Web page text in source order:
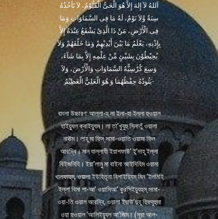
اَللهُ لآ إِلهَ إِلاَّ هُوَ الْحَىُّ الْقَيُّوْمُ، لاَ تَأْخُذُهُ
سِنَةٌ وَّلاَ نَوْمٌ، لَهُ مَا فِى السَّمَاوَاتِ وَمَا
فِى الْأَرْضِ، مَنْ ذَا الَّذِىْ يَشْفَعُ عِنْدَهُ إِلاَّ
بِإِذْنِهِ، يَعْلَمُ مَا بَيْنَ أَيْدِيْهِمْ وَمَا خَلْفَهُمْ وَلاَ
يُحِيْطُوْنَ بِشَيْئٍ مِّنْ عِلْمِهِ إِلاَّ بِمَا شَآءَ،
وَسِعَ كُرْسِيُّهُ السَّمَاوَاتِ وَالْأَرْضَ، وَلاَ
يَئُودُهُ حِفْظُهُمَا وَ هُوَ الْعَلِيُّ الْعَظِيْمُ-
বাংলা উচ্চারণ: আল্লা-হু লা ইলা-হা ইল্লা হুওয়াল
হাইয়্যুল ক্বাইয়্যুম। লা তা’খুযুহু সিনাতুঁ ওয়ালা
নাঊম। লাহূ মা ফিস্ সামা-ওয়াতি ওয়ামা ফিল
আরদ্বি। মান যাল্লাযী ইয়াশফাউ’ ই’ন্দাহূ ইল্লা
বিইজনিহি। ইয়া’লামু মা বাইনা আইদিহিম ওয়ামা
খালফাহুম, ওয়ালা ইউহিতূনা বিশাইয়্যিম্ মিন ‘ইলমিহি
ইল্লা বিমা শা-আ’ ওয়াসিআ’ কুরসিইয়্যুহুস্ সামা-
ওয়া-তি ওয়াল আরদ্বি, ওয়ালা ইয়াউ’দুহূ হিফযুহুমা
ওয়া হুওয়াল ‘আলিইয়্যুল আ’জিম। (সূরা আল-